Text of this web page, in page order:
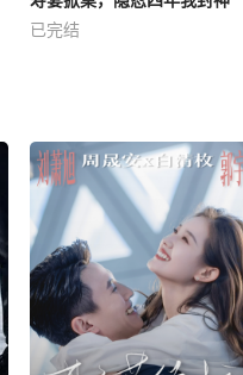
已完结